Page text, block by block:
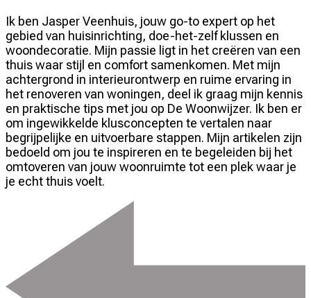
Ik ben Jasper Veenhuis, jouw go-to expert op het
gebied van huisinrichting, doe-het-zelf klussen en
woondecoratie. Mijn passie ligt in het creëren van een
thuis waar stijl en comfort samenkomen. Met mijn
achtergrond in interieurontwerp en ruime ervaring in
het renoveren van woningen, deel ik graag mijn kennis
en praktische tips met jou op De Woonwijzer. Ik ben er
om ingewikkelde klusconcepten te vertalen naar
begrijpelijke en uitvoerbare stappen. Mijn artikelen zijn
bedoeld om jou te inspireren en te begeleiden bij het
omtoveren van jouw woonruimte tot een plek waar je
je echt thuis voelt.
navigatie